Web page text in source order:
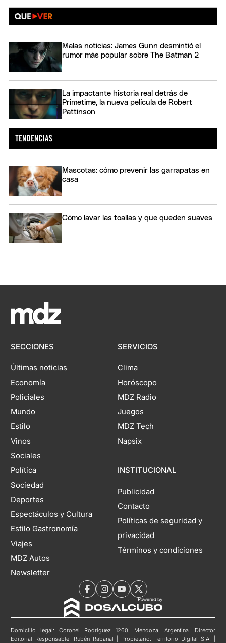
Malas noticias: James Gunn desmintió el
rumor más popular sobre The Batman 2
La impactante historia real detrás de
Primetime, la nueva película de Robert
Pattinson
Mascotas: cómo prevenir las garrapatas en
casa
Cómo lavar las toallas y que queden suaves
SECCIONES
Últimas noticias
Economía
Policiales
Mundo
Estilo
Vinos
Sociales
Política
Sociedad
Deportes
Espectáculos y Cultura
Estilo Gastronomía
Viajes
MDZ Autos
Newsletter
SERVICIOS
Clima
Horóscopo
MDZ Radio
Juegos
MDZ Tech
Napsix
INSTITUCIONAL
Publicidad
Contacto
Políticas de seguridad y
privacidad
Términos y condiciones
Domicilio legal: Coronel Rodríguez 1260, Mendoza, Argentina. Director
Editorial Responsable: Rubén Rabanal | Propietario: Territorio Digital S.A. |